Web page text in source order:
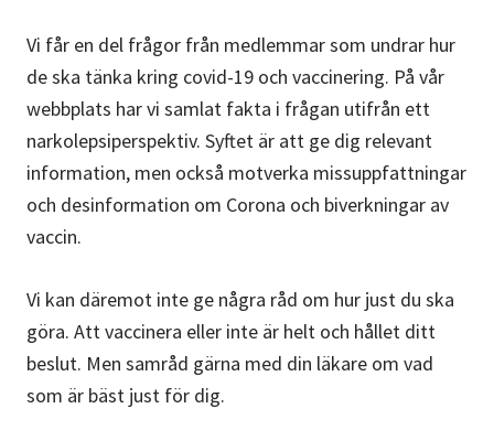
Vi får en del frågor från medlemmar som undrar hur
de ska tänka kring covid-19 och vaccinering. På vår
webbplats har vi samlat fakta i frågan utifrån ett
narkolepsiperspektiv. Syftet är att ge dig relevant
information, men också motverka missuppfattningar
och desinformation om Corona och biverkningar av
vaccin.
Vi kan däremot inte ge några råd om hur just du ska
göra. Att vaccinera eller inte är helt och hållet ditt
beslut. Men samråd gärna med din läkare om vad
som är bäst just för dig.